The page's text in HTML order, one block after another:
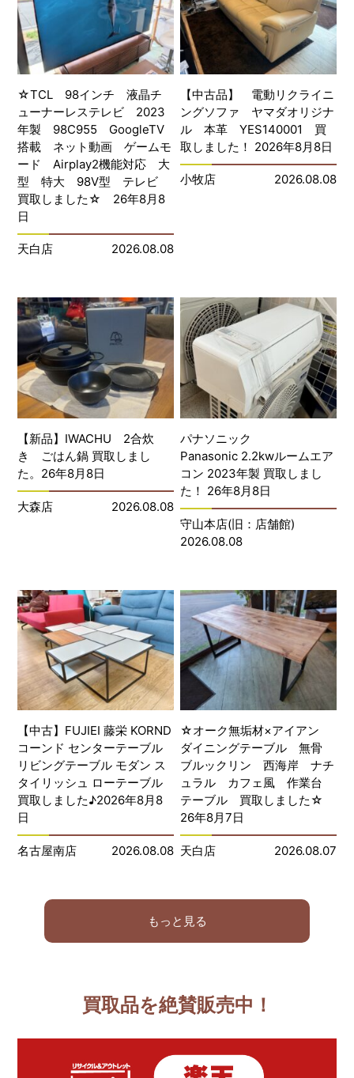
☆TCL 98インチ 液晶チ
ューナーレステレビ 2023
年製 98C955 GoogleTV
搭載 ネット動画 ゲームモ
ード Airplay2機能対応 大
型 特大 98V型 テレビ
買取しました☆ 26年8月8
日
天白店 2026.08.08
【中古品】 電動リクライニ
ングソファ ヤマダオリジナ
ル 本革 YES140001 買
取しました！ 2026年8月8日
小牧店 2026.08.08
【新品】IWACHU 2合炊
き ごはん鍋 買取しまし
た。26年8月8日
大森店 2026.08.08
パナソニック
Panasonic 2.2kwルームエア
コン 2023年製 買取しまし
た！ 26年8月8日
守山本店(旧：店舗館)
2026.08.08
【中古】FUJIEI 藤栄 KORND
コーンド センターテーブル
リビングテーブル モダン ス
タイリッシュ ローテーブル
買取しました♪2026年8月8
日
名古屋南店 2026.08.08
☆オーク無垢材×アイアン
ダイニングテーブル 無骨
ブルックリン 西海岸 ナチ
ュラル カフェ風 作業台
テーブル 買取しました☆
26年8月7日
天白店 2026.08.07
もっと見る
買取品を絶賛販売中！